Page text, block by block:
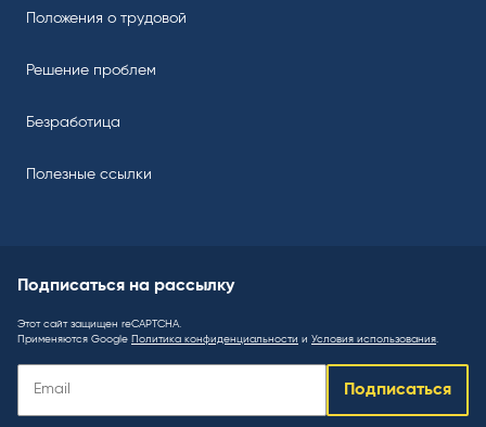
Положения о трудовой
Решение проблем
Безработица
Полезные ссылки
Подписаться на рассылку
Этот сайт защищен reCAPTCHA.
Применяются Google Политика конфиденциальности и Условия использования
Подписаться